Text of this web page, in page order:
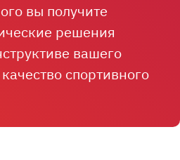
вы получите
решения
вашего
спортивного